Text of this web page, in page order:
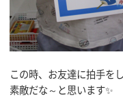
この時、お友達に拍手を
素敵だな～と思います✨